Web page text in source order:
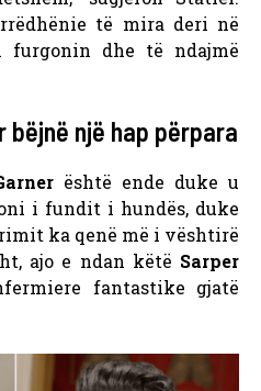
të mira deri në
furgonin dhe të ndajmë
bëjnë një hap përpara
është ende duke u
i fundit i hundës, duke
ka qenë më i vështirë
ajo e ndan këtë Sarper
fantastike gjatë